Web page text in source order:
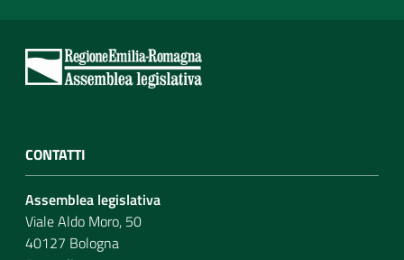
CONTATTI
Assemblea legislativa
Viale Aldo Moro, 50
40127 Bologna